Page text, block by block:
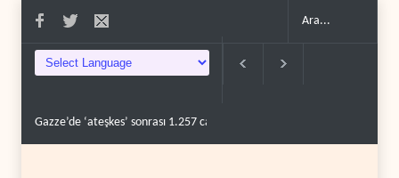
Gazze’de ‘ateşkes’ sonrası 1.257 can kaybı..